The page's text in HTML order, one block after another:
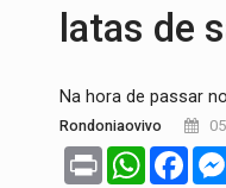
latas de
Na hora de passar
Rondoniaovivo
Print WhatsApp